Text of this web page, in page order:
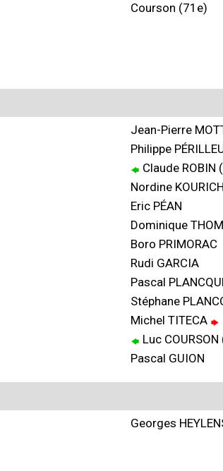
Courson (71e)
Jean-Pierre
Philippe
Claude ROBIN
Nordine
Eric PÉAN
Dominique
Boro PRIMORAC
Rudi GARCIA
Pascal
Stéphane
Michel TITECA
Luc
Pascal GUION
Georges